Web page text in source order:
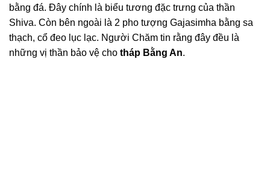
bằng đá. Đây chính là biểu tương đặc trưng của thần
Shiva. Còn bên ngoài là 2 pho tượng Gajasimha bằng sa
thạch, cổ đeo lục lạc. Người Chăm tin rằng đây đều là
những vị thần bảo vệ cho tháp Bằng An.